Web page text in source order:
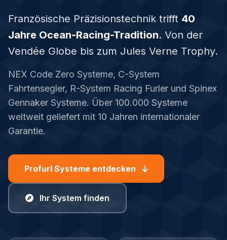
Französische Präzisionstechnik trifft 40
Jahre Ocean-Racing-Tradition. Von der
Vendée Globe bis zum Jules Verne Trophy.
NEX Code Zero Systeme, C-System
Fahrtensegler, R-System Racing Furler und Spinex
Gennaker Systeme. Über 100.000 Systeme
weltweit geliefert mit 10 Jahren internationaler
Garantie.
Profurl Systeme entdecken
Ihr System finden